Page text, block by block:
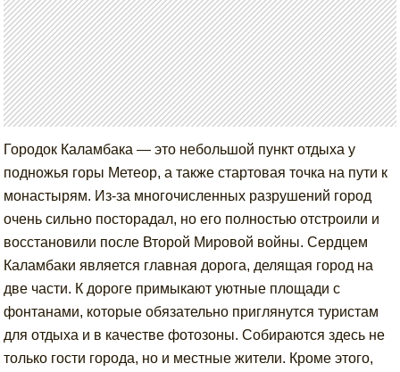
Городок Каламбака — это небольшой пункт отдыха у
подножья горы Метеор, а также стартовая точка на пути к
монастырям. Из-за многочисленных разрушений город
очень сильно посторадал, но его полностью отстроили и
восстановили после Второй Мировой войны. Сердцем
Каламбаки является главная дорога, делящая город на
две части. К дороге примыкают уютные площади с
фонтанами, которые обязательно приглянутся туристам
для отдыха и в качестве фотозоны. Собираются здесь не
только гости города, но и местные жители. Кроме этого,